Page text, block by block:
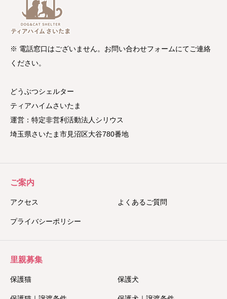
※ 電話窓口はございません。お問い合わせフォームにてご連絡
ください。
どうぶつシェルター
ティアハイムさいたま
運営：特定非営利活動法人シリウス
埼玉県さいたま市見沼区大谷780番地
ご案内
アクセス よくあるご質問
プライバシーポリシー
里親募集
保護猫 保護犬